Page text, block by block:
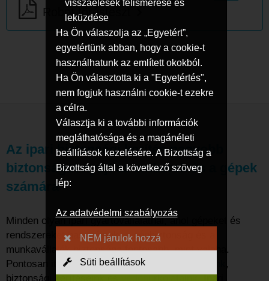
Robot törésteszt
Az ipari biztonsági kerítés nagyobb
biztonságot nyújt az emberek és a gépek
számára
Minden olyan ipari gyártóvállalatnál, ahol gépeket és
rendszereket használnak, a gépbiztonság és a
munkavállalók biztonsága fontosabb, mint valaha.
Pontosan itt lépnek a képbevédőberendezéseink
,
biztonsági kerítéseink ésvédőburkolataink. Ipari
visszaélések felismerése és
leküzdése
Ha Ön válaszolja az „Egyetért”,
egyetértünk abban, hogy a cookie-t
használhatunk az említett okokból.
Ha Ön választotta ki a "Egyetértés",
nem fogjuk használni cookie-t ezekre
a célra.
Választja ki a további információk
megláthatósága és a magánéleti
beállítások kezelésére. A Bizottság a
Bizottság által a következő szöveg
lép:
Az adatvédelmi szabályozás
NEM járulok hozzá
Süti beállítások